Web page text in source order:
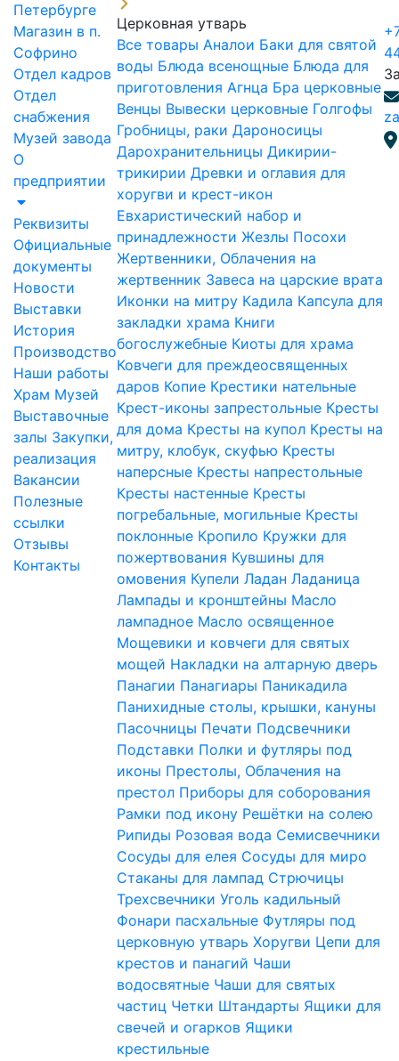
Петербурге
Магазин в п.
Софрино
Отдел кадров
Отдел
снабжения
Музей завода
О
предприятии
Реквизиты
Официальные
документы
Новости
Выставки
История
Производство
Наши работы
Храм Музей
Выставочные
залы Закупки,
реализация
Вакансии
Полезные
ссылки
Отзывы
Контакты
Церковная утварь
Все товары Аналои Баки для святой
воды Блюда всенощные Блюда для
приготовления Агнца Бра церковные
Венцы Вывески церковные Голгофы
Гробницы, раки Дароносицы
Дарохранительницы Дикирии-
трикирии Древки и оглавия для
хоругви и крест-икон
Евхаристический набор и
принадлежности Жезлы Посохи
Жертвенники, Облачения на
жертвенник Завеса на царские врата
Иконки на митру Кадила Капсула для
закладки храма Книги
богослужебные Киоты для храма
Ковчеги для преждеосвященных
даров Копие Крестики нательные
Крест-иконы запрестольные Кресты
для дома Кресты на купол Кресты на
митру, клобук, скуфью Кресты
наперсные Кресты напрестольные
Кресты настенные Кресты
погребальные, могильные Кресты
поклонные Кропило Кружки для
пожертвования Кувшины для
омовения Купели Ладан Ладаница
Лампады и кронштейны Масло
лампадное Масло освященное
Мощевики и ковчеги для святых
мощей Накладки на алтарную дверь
Панагии Панагиары Паникадила
Панихидные столы, крышки, кануны
Пасочницы Печати Подсвечники
Подставки Полки и футляры под
иконы Престолы, Облачения на
престол Приборы для соборования
Рамки под икону Решётки на солею
Рипиды Розовая вода Семисвечники
Сосуды для елея Сосуды для миро
Стаканы для лампад Стрючицы
Трехсвечники Уголь кадильный
Фонари пасхальные Футляры под
церковную утварь Хоругви Цепи для
крестов и панагий Чаши
водосвятные Чаши для святых
частиц Четки Штандарты Ящики для
свечей и огарков Ящики
крестильные